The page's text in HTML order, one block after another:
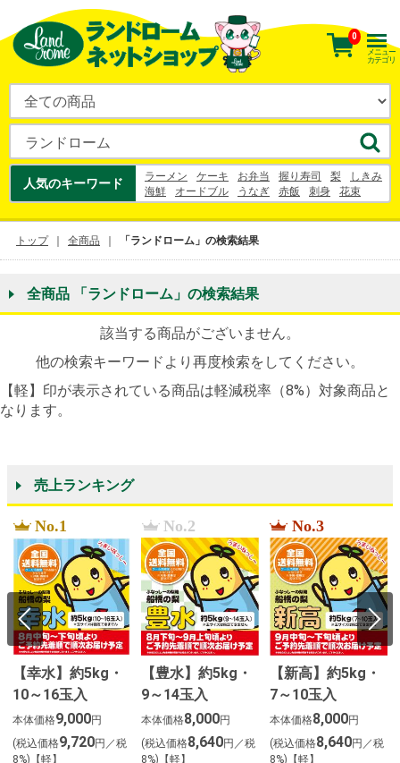
人気のキーワード ラーメン ケーキ お弁当 握り寿司 梨
しきみ
海鮮
オードブル うなぎ 赤飯 刺身
花束
お寿司
国産和牛 うなぎ 寿司 梨
幸水
シュークリーム
お中元
0
メニュー
カテゴリ
トップ 全商品 「ランドローム」の検索結果
全商品 「ランドローム」の検索結果
該当する商品がございません。
他の検索キーワードより再度検索をしてください。
【軽】印が表示されている商品は軽減税率（8%）対象商品と
なります。
売上ランキング
No.1
【幸水】約5kg・
10～16玉入
本体価格9,000円
(税込価格9,720円／税
8%)【軽】
No.2
【豊水】約5kg・
9～14玉入
本体価格8,000円
(税込価格8,640円／税
8%)【軽】
No.3
【新高】約5kg・
7～10玉入
本体価格8,000円
(税込価格8,640円／税
8%)【軽】